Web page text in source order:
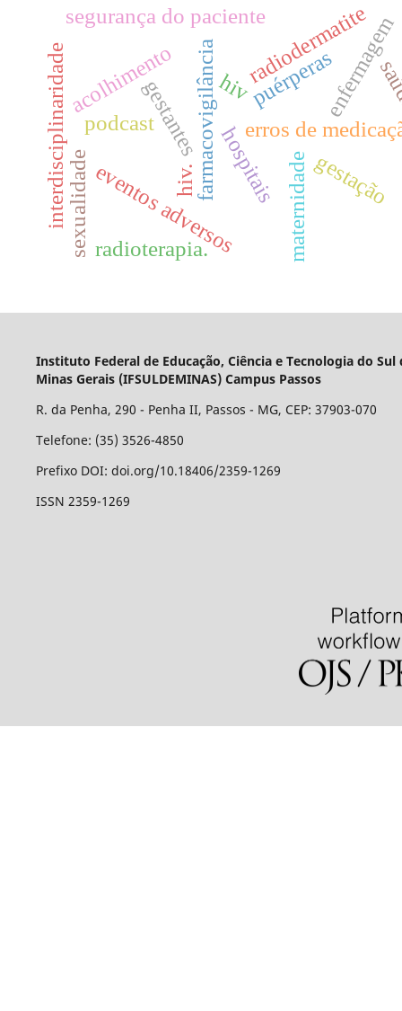
gestantes puérperas
maternidade
erros de
hospitais
farmacovigilância
eventos adversos
segurança do paciente enfermagem
hiv
gestação
acolhimento
hiv.
podcast
sexualidade
interdisciplinaridade radiodermatite
radioterapia.
Instituto Federal de Educação, Ciência e Tecnologia do Sul
Minas Gerais (IFSULDEMINAS) Campus Passos
R. da Penha, 290 - Penha II, Passos - MG, CEP: 37903-070
Telefone: (35) 3526-4850
Prefixo DOI: doi.org/10.18406/2359-1269
ISSN 2359-1269